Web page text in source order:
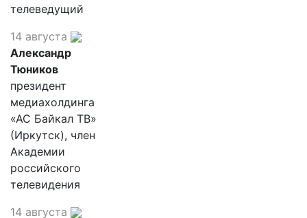
телеведущий
14 августа
Александр
Тюников
президент
медиахолдинга
«АС Байкал ТВ»
(Иркутск), член
Академии
российского
телевидения
14 августа